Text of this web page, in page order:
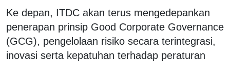
Ke depan, ITDC akan terus mengedepankan
penerapan prinsip Good Corporate Governance
(GCG), pengelolaan risiko secara terintegrasi,
inovasi serta kepatuhan terhadap peraturan